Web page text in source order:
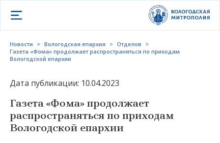
Открыть меню
Новости > Вологодская епархия > Отделов
>
Газета «Фома» продолжает распространяться по приходам
Вологодской епархии
Дата публикации: 10.04.2023
Газета «Фома» продолжает
распространяться по приходам
Вологодской епархии